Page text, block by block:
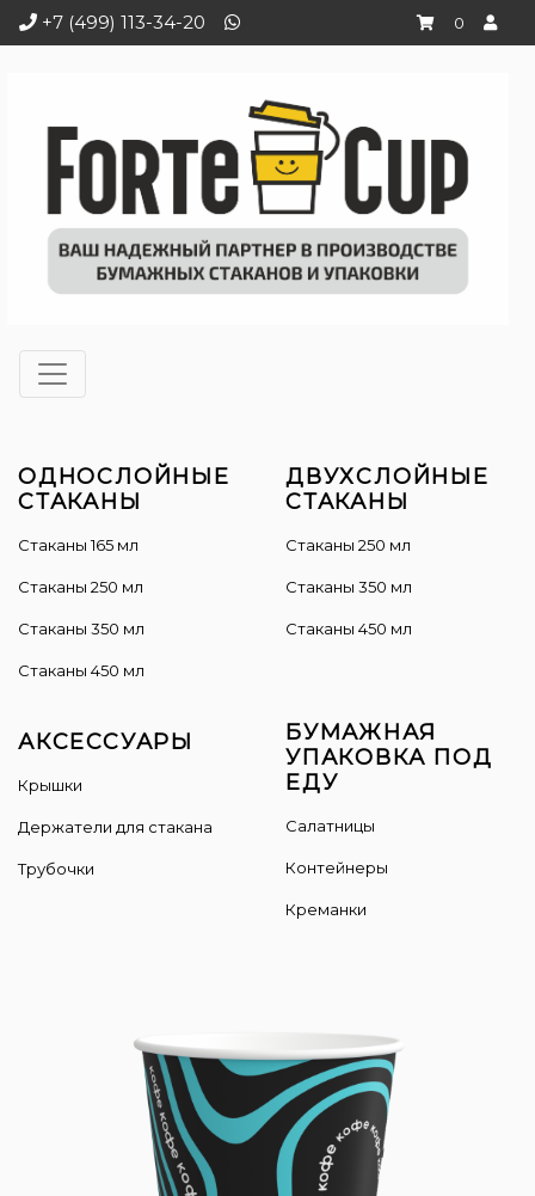
+7 (499) 113-34-20 0
ОДНОСЛОЙНЫЕ
СТАКАНЫ
Стаканы 165 мл
Стаканы 250 мл
Стаканы 350 мл
Стаканы 450 мл
ДВУХСЛОЙНЫЕ
СТАКАНЫ
Cтаканы 250 мл
Стаканы 350 мл
Стаканы 450 мл
АКСЕССУАРЫ
Крышки
Держатели для стакана
Трубочки
БУМАЖНАЯ
УПАКОВКА ПОД
ЕДУ
Салатницы
Контейнеры
Креманки